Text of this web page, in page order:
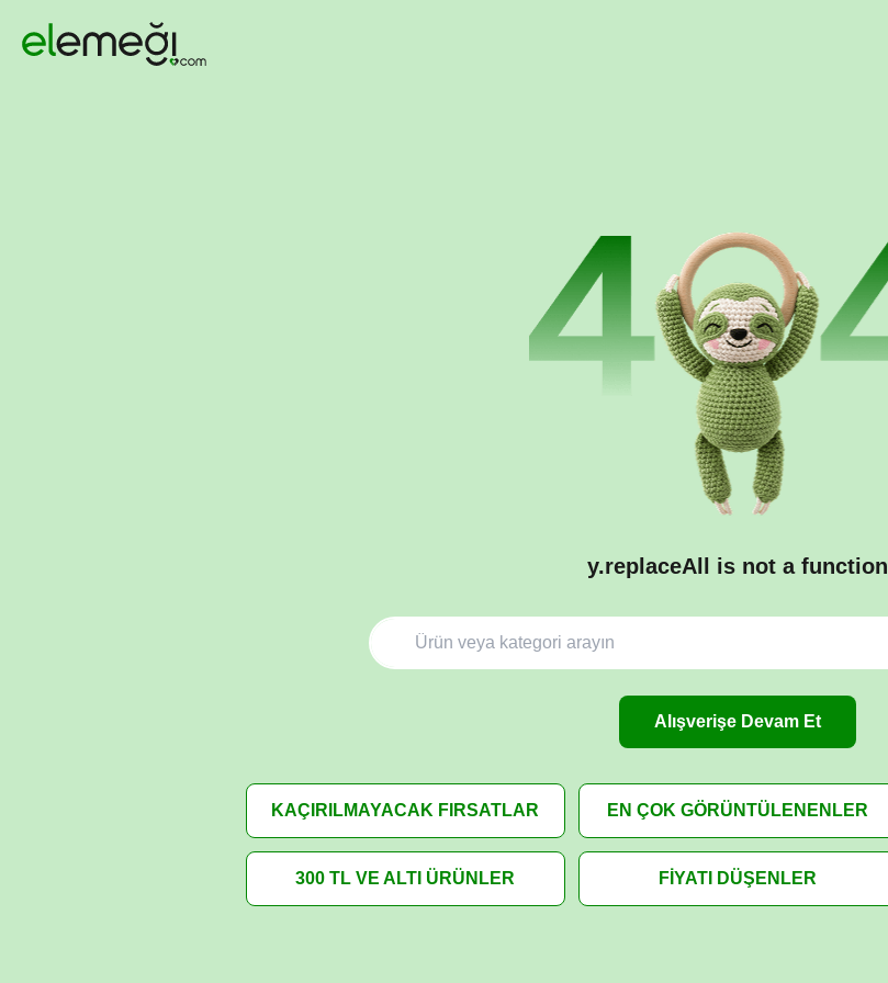
y.replaceAll is not a function
Alışverişe Devam Et
KAÇIRILMAYACAK FIRSATLAR EN ÇOK GÖRÜNTÜLENENLER
300 TL VE ALTI ÜRÜNLER FİYATI DÜŞENLER